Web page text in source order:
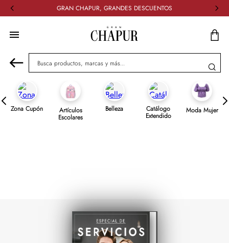
GRAN CHAPUR, GRANDES DESCUENTOS
Busca productos, marcas y más...
Zona Cupón Artículos
Escolares
Belleza Catálogo
Extendido
Moda Mujer